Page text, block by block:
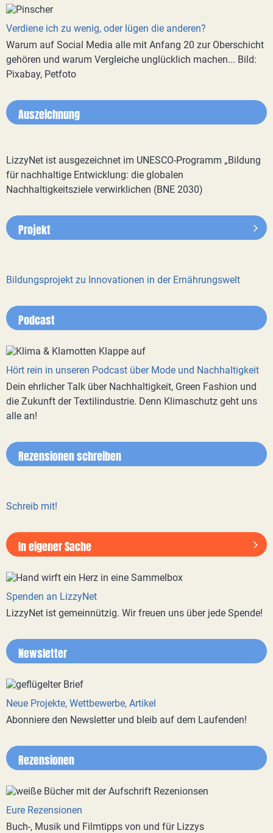
Verdiene ich zu wenig, oder lügen die anderen?
Warum auf Social Media alle mit Anfang 20 zur Oberschicht
gehören und warum Vergleiche unglücklich machen... Bild:
Pixabay, Petfoto
Auszeichnung
LizzyNet ist ausgezeichnet im UNESCO-Programm „Bildung
für nachhaltige Entwicklung: die globalen
Nachhaltigkeitsziele verwirklichen (BNE 2030)
Projekt
Bildungsprojekt zu Innovationen in der Ernährungswelt
Podcast
Hört rein in unseren Podcast über Mode und Nachhaltigkeit
Dein ehrlicher Talk über Nachhaltigkeit, Green Fashion und
die Zukunft der Textilindustrie. Denn Klimaschutz geht uns
alle an!
Rezensionen schreiben
Schreib mit!
In eigener Sache
Spenden an LizzyNet
LizzyNet ist gemeinnützig. Wir freuen uns über jede Spende!
Newsletter
Neue Projekte, Wettbewerbe, Artikel
Abonniere den Newsletter und bleib auf dem Laufenden!
Rezensionen
Eure Rezensionen
Buch-, Musik und Filmtipps von und für Lizzys